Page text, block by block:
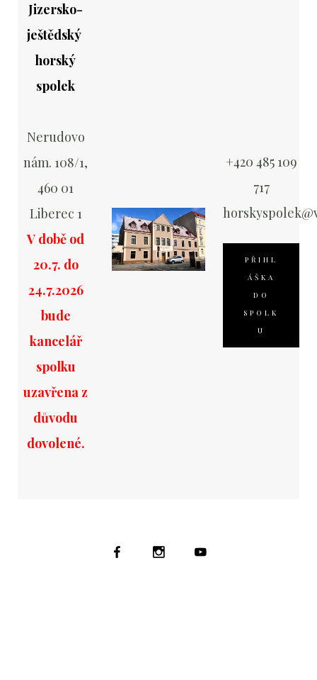
Jizersko-
ještědský
horský
spolek
Nerudovo
nám. 108/1,
460 01
Liberec 1
V době od
20.7. do
24.7.2026
bude
kancelář
spolku
uzavřena z
důvodu
dovolené.
+420 485 109
717
PŘIHL
ÁŠKA
DO
SPOLK
U